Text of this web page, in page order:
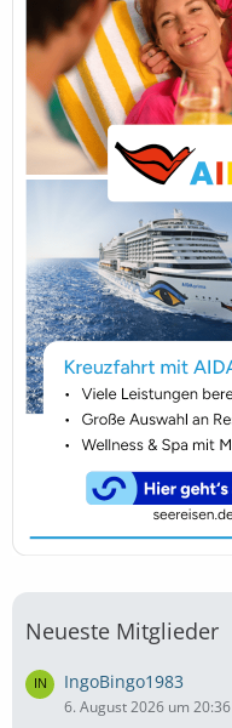
Neueste Mitglieder
IngoBingo1983
6. August 2026 um 20:36